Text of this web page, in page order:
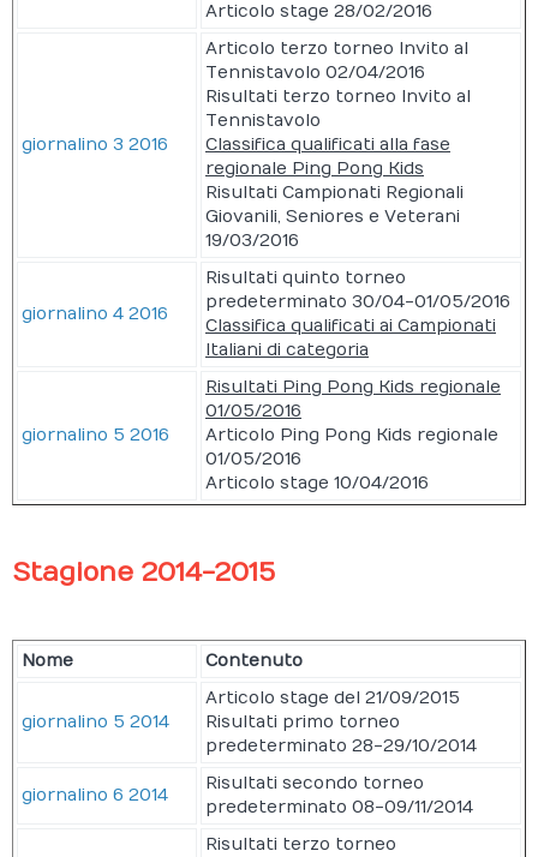
Articolo stage 28/02/2016
giornalino 3 2016
Articolo terzo torneo Invito al
Tennistavolo 02/04/2016
Risultati terzo torneo Invito al
Tennistavolo
Classifica qualificati alla fase
regionale Ping Pong Kids
Risultati Campionati Regionali
Giovanili, Seniores e Veterani
19/03/2016
giornalino 4 2016
Risultati quinto torneo
predeterminato 30/04-01/05/2016
Classifica qualificati ai Campionati
Italiani di categoria
giornalino 5 2016
Risultati Ping Pong Kids regionale
01/05/2016
Articolo Ping Pong Kids regionale
01/05/2016
Articolo stage 10/04/2016
Stagione 2014-2015
Nome Contenuto
giornalino 5 2014
Articolo stage del 21/09/2015
Risultati primo torneo
predeterminato 28-29/10/2014
giornalino 6 2014
Risultati secondo torneo
predeterminato 08-09/11/2014
Risultati terzo torneo